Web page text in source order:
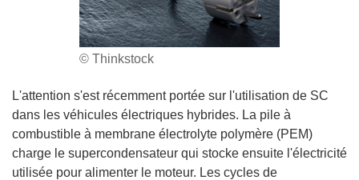
© Thinkstock
L'attention s'est récemment portée sur l'utilisation de SC
dans les véhicules électriques hybrides. La pile à
combustible à membrane électrolyte polymère (PEM)
charge le supercondensateur qui stocke ensuite l'électricité
utilisée pour alimenter le moteur. Les cycles de